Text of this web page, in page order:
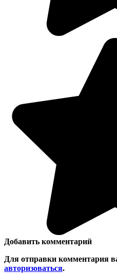
Добавить комментарий
Для отправки комментария
авторизоваться.